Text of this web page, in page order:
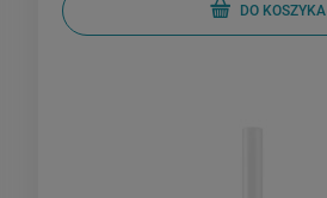
DO KOSZYKA